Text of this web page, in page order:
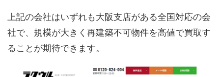
上記の会社はいずれも大阪支店がある全国対応の会
社で、規模が大きく再建築不可物件を高値で買取す
ることが期待できます。